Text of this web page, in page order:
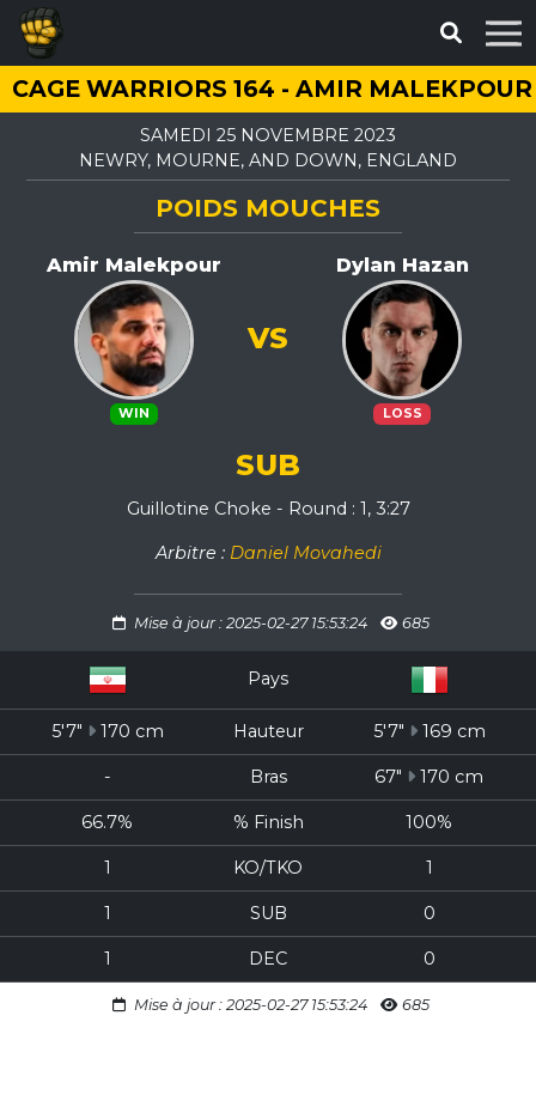
CAGE WARRIORS 164 - AMIR
SAMEDI 25 NOVEMBRE 2023
NEWRY, MOURNE, AND DOWN, ENGLAND
POIDS MOUCHES
Amir Malekpour
WIN
Dylan Hazan
LOSS
VS
SUB
Guillotine Choke - Round : 1, 3:27
Arbitre : Daniel Movahedi
Mise à jour : 2025-02-27 15:53:24 685
Pays
5'7" 170 cm Hauteur 5'7" 169 cm
- Bras 67" 170 cm
66.7% % Finish 100%
1 KO/TKO 1
1 SUB 0
1 DEC 0
Mise à jour : 2025-02-27 15:53:24 685